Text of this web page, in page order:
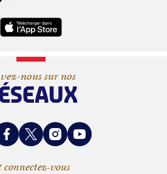
nous sur nos
Facebook
X InstagramYoutube
connectez-vous